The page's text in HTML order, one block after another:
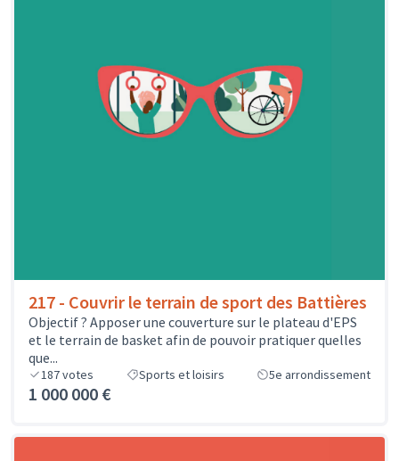
217 - Couvrir le terrain de sport des Battières
Objectif ? Apposer une couverture sur le plateau d'EPS
et le terrain de basket afin de pouvoir pratiquer quelles
que...
187votes Sports et loisirs 5e arrondissement
1 000 000 €